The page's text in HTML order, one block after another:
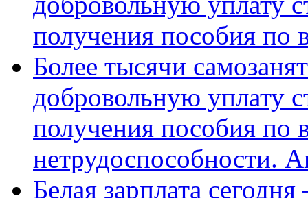
получения пособия по
Более тысячи
добровольную уплату
получения пособия по
нетрудоспособности.
Белая зарплата